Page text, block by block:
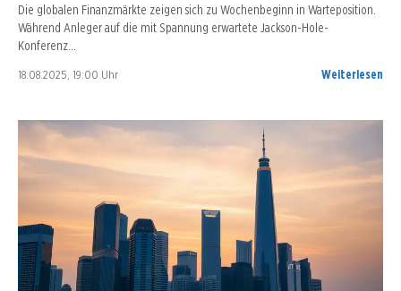
Die globalen Finanzmärkte zeigen sich zu Wochenbeginn in Warteposition.
Während Anleger auf die mit Spannung erwartete Jackson-Hole-
Konferenz…
18.08.2025, 19:00 Uhr Weiterlesen